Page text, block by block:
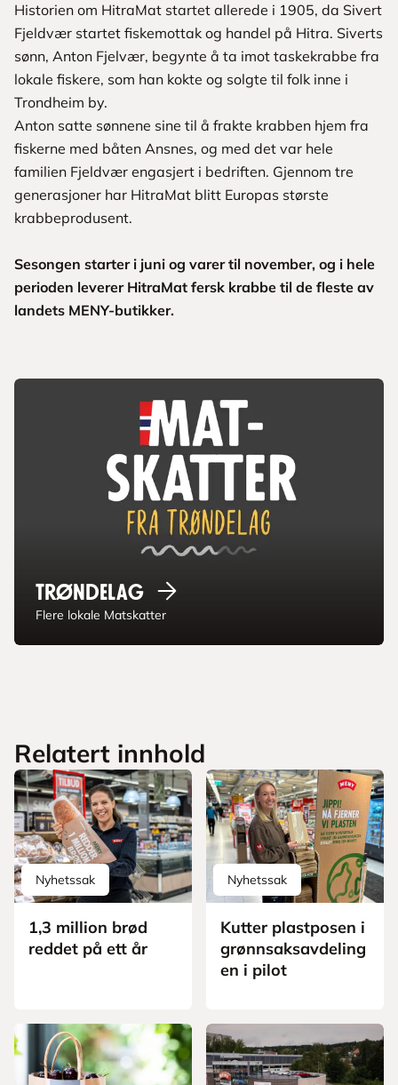
Historien om HitraMat startet allerede i 1905, da Sivert
Fjeldvær startet fiskemottak og handel på Hitra. Siverts
sønn, Anton Fjelvær, begynte å ta imot taskekrabbe fra
lokale fiskere, som han kokte og solgte til folk inne i
Trondheim by.
Anton satte sønnene sine til å frakte krabben hjem fra
fiskerne med båten Ansnes, og med det var hele
familien Fjeldvær engasjert i bedriften. Gjennom tre
generasjoner har HitraMat blitt Europas største
krabbeprodusent.
Sesongen starter i juni og varer til november, og i hele
perioden leverer HitraMat fersk krabbe til de fleste av
landets MENY-butikker.
Trøndelag
Flere lokale Matskatter
Relatert innhold
Nyhetssak
1,3 million brød
reddet på ett år
Nyhetssak
Kutter plastposen i
grønnsaksavdeling
en i pilot